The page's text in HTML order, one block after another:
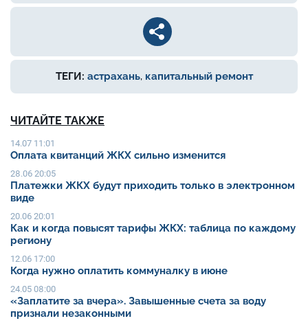
ТЕГИ: астрахань, капитальный ремонт
ЧИТАЙТЕ ТАКЖЕ
14.07 11:01
Оплата квитанций ЖКХ сильно изменится
28.06 20:05
Платежки ЖКХ будут приходить только в электронном
виде
20.06 20:01
Как и когда повысят тарифы ЖКХ: таблица по каждому
региону
12.06 17:00
Когда нужно оплатить коммуналку в июне
24.05 08:00
«Заплатите за вчера». Завышенные счета за воду
признали незаконными